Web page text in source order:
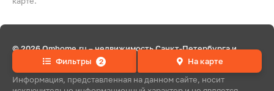
© 2026 Omhome.ru – недвижимость Санкт-Петербурга и
Ленобласти
Информация, представленная на данном сайте, носит
Фильтры 2 На карте